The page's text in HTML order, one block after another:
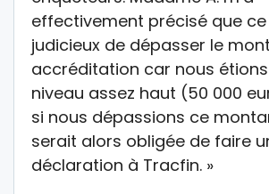
effectivement précisé que ce
judicieux de dépasser le
accréditation car nous
niveau assez haut (50 000
si nous dépassions ce
serait alors obligée de faire
déclaration à Tracfin. »